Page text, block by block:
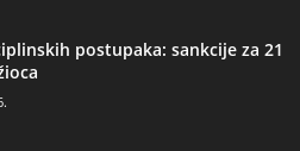
postupaka: sankcije za 21